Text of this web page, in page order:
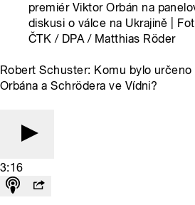
premiér Viktor Orbán na
diskusi o válce na Ukrajině |
ČTK / DPA / Matthias Röder
Robert Schuster: Komu bylo
Orbána a Schrödera ve Vídni?
3:16